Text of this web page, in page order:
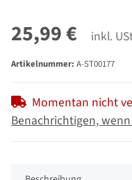
25,99 € inkl.
Artikelnummer: A-ST00177
Momentan nicht
Benachrichtigen,